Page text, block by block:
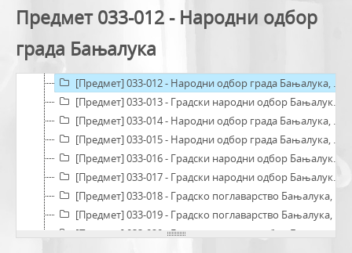
Предмет 033-012 - Народни одбор
града Бањалука
[Предмет] 033-008 - Секретаријат за привреду Бањалука, 1953
[Предмет] 033-009 - Народни одбор града Бањалука, 1952
[Предмет] 033-010 - Народни одбор града Бањалука, 1950
[Предмет] 033-011 - Народни одбор града Бањалука, 1952
[Предмет] 033-012 - Народни одбор града Бањалука, 1952
[Предмет] 033-013 - Градски народни одбор Бањалука, 1948
[Предмет] 033-014 - Народни одбор града Бањалука, 1952
[Предмет] 033-015 - Народни одбор града Бањалука, 1950
[Предмет] 033-016 - Градски народни одбор Бањалука, 1948
[Предмет] 033-017 - Градски народни одбор Бањалука, 1948
[Предмет] 033-018 - Градско поглаварство Бањалука, 1936
[Предмет] 033-019 - Градско поглаварство Бањалука, 1942
[Предмет] 033-020 - Градски народни одбор Бањалука, 1948